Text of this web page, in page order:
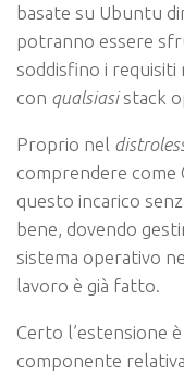
basate su Ubuntu
potranno essere
soddisfino i requisiti
con qualsiasistack
Proprio nel
comprendere come
questo incarico
bene, dovendo
sistema operativo
lavoro è già fatto.
Certo l’estensione
componente